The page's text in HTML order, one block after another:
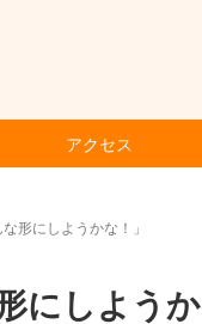
アクセス
形にしようかな！」
にしようか